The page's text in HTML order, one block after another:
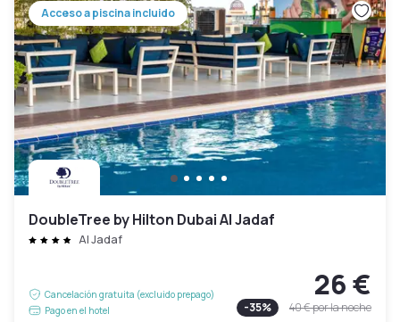
Acceso a piscina incluido
DoubleTree by Hilton Dubai Al Jadaf
Al Jadaf
Cancelación gratuita (excluido prepago)
Pago en el hotel
26 €
-35% 40 €por la noche